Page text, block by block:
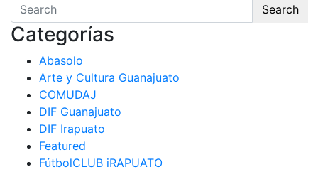
Search
Categorías
Abasolo
Arte y Cultura Guanajuato
COMUDAJ
DIF Guanajuato
DIF Irapuato
Featured
FútbolCLUB iRAPUATO